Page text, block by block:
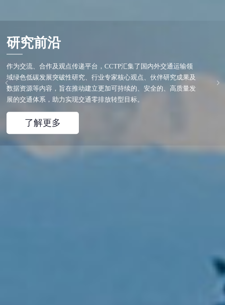
研究前沿
作为交流、合作及观点传递平台，CCTP汇集了国内外交通运输领
域绿色低碳发展突破性研究、行业专家核心观点、伙伴研究成果及
数据资源等内容，旨在推动建立更加可持续的、安全的、高质量发
展的交通体系，助力实现交通零排放转型目标。
了解更多